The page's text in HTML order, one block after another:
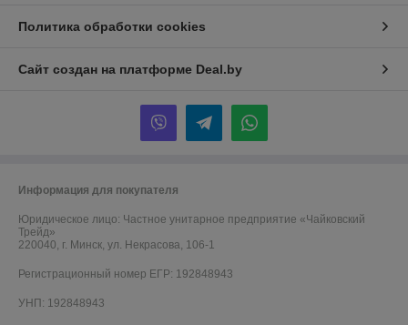
Политика обработки cookies
Сайт создан на платформе Deal.by
Информация для покупателя
Юридическое лицо: Частное унитарное предприятие «Чайковский
Трейд»
220040, г. Минск, ул. Некрасова, 106-1
Регистрационный номер ЕГР: 192848943
УНП: 192848943